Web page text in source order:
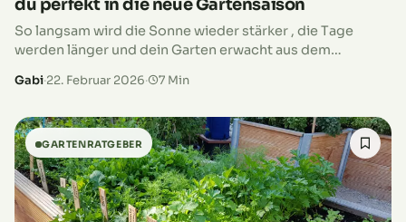
du perfekt in die neue Gartensaison
So langsam wird die Sonne wieder stärker , die Tage
werden länger und dein Garten erwacht aus dem
und barfuß im…
Gabi·22. Februar 2026· 7 Min
GARTENRATGEBER